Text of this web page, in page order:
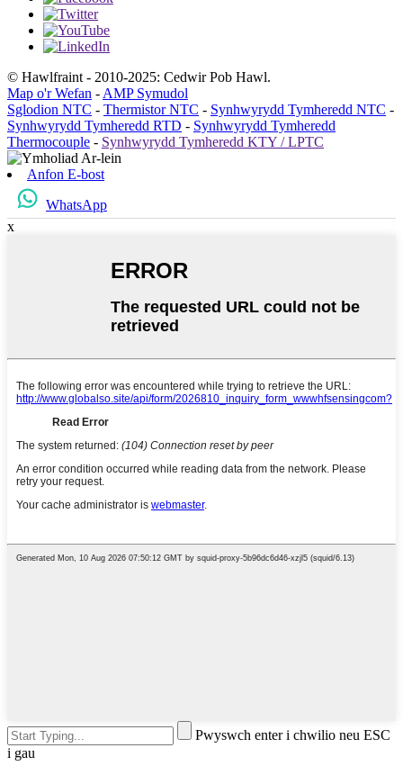
© Hawlfraint - 2010-2025: Cedwir Pob Hawl.
Map o'r Wefan - AMP Symudol
Sglodion NTC - Thermistor NTC - Synhwyrydd Tymheredd NTC -
Synhwyrydd Tymheredd RTD - Synhwyrydd Tymheredd
Thermocouple - Synhwyrydd Tymheredd KTY / LPTC
Anfon E-bost
WhatsApp
x
Pwyswch enter i chwilio neu ESC
i gau